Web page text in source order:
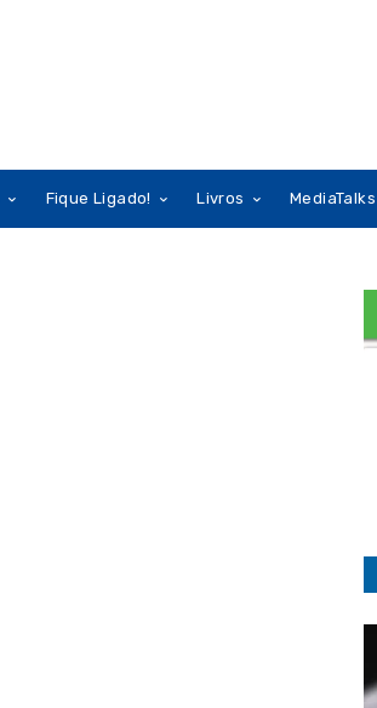
Fique Ligado! Livros MediaTalks